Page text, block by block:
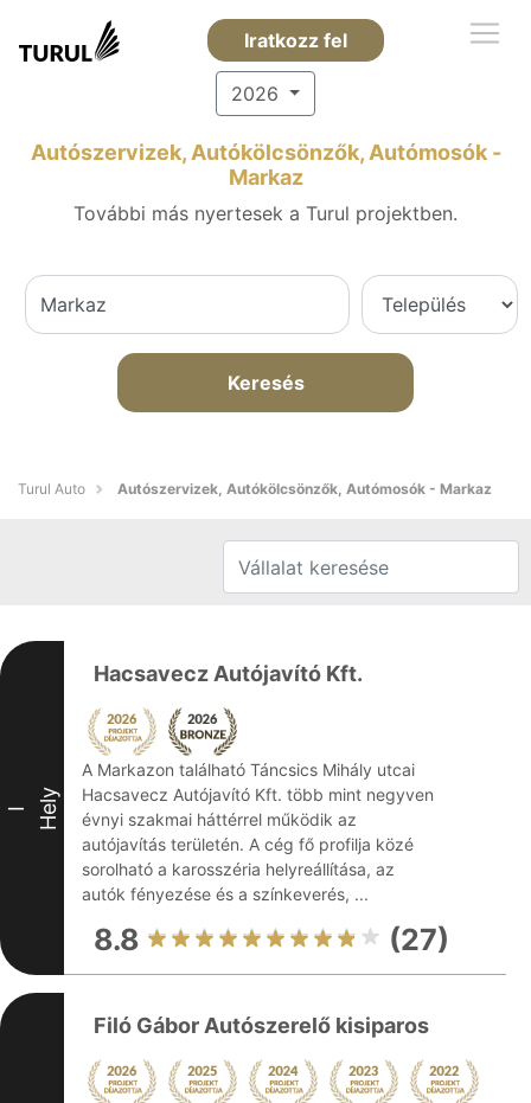
Iratkozz fel
2026
Autószervizek, Autókölcsönzők, Autómosók -
Markaz
További más nyertesek a Turul projektben.
Keresés
Turul Auto Autószervizek, Autókölcsönzők, Autómosók - Markaz
I Hely
Hacsavecz Autójavító Kft.
A Markazon található Táncsics Mihály utcai
Hacsavecz Autójavító Kft. több mint negyven
évnyi szakmai háttérrel működik az
autójavítás területén. A cég fő profilja közé
sorolható a karosszéria helyreállítása, az
autók fényezése és a színkeverés, ...
8.8 (27)
Filó Gábor Autószerelő kisiparos